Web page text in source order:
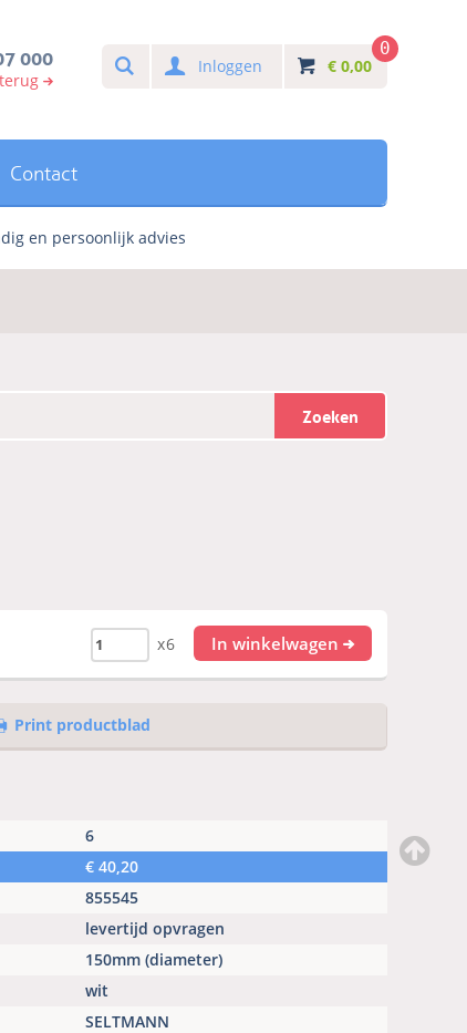
000 SearchInloggen € 0,00
0
Contact
en persoonlijk advies
Zoeken
x6 In winkelwagen
Print productblad
6
€ 40,20
855545
levertijd opvragen
150mm (diameter)
wit
SELTMANN